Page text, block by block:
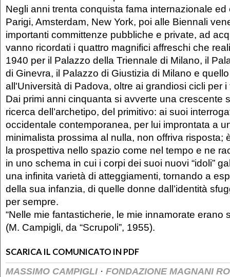
Negli anni trenta conquista fama internazionale
Parigi, Amsterdam, New York, poi alle Biennali
importanti committenze pubbliche e private, ad
vanno ricordati i quattro magnifici affreschi che
1940 per il Palazzo della Triennale di Milano, il
di Ginevra, il Palazzo di Giustizia di Milano e
all'Università di Padova, oltre ai grandiosi cicli per
Dai primi anni cinquanta si avverte una crescente
ricerca dell’archetipo, del primitivo: ai suoi
occidentale contemporanea, per lui improntata a
minimalista prossima al nulla, non offriva risposta;
la prospettiva nello spazio come nel tempo e ne
in uno schema in cui i corpi dei suoi nuovi “idoli”
una infinita varietà di atteggiamenti, tornando a
della sua infanzia, di quelle donne dall’identità
per sempre.
“Nelle mie fantasticherie, le mie innamorate erano
(M. Campigli, da “Scrupoli”, 1955).
SCARICA IL COMUNICATO IN PDF
MASSIMO CAMPIGLI · FONDAZIONE MAGNANI